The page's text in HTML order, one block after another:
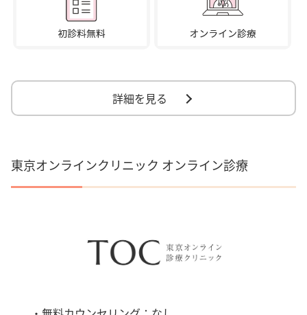
詳細を見る
東京オンラインクリニック オンライン診療